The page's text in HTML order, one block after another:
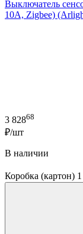
Выключатель
10A, Zigbee)
3 82868
₽/шт
В наличии
Коробка (картон)